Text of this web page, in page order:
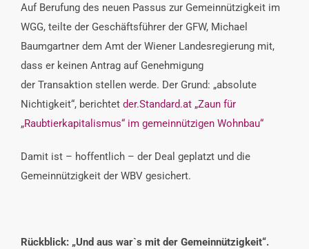
Auf Berufung des neuen Passus zur Gemeinnützigkeit im
WGG, teilte der Geschäftsführer der GFW, Michael
Baumgartner dem Amt der Wiener Landesregierung mit,
dass er keinen Antrag auf Genehmigung
der Transaktion stellen werde. Der Grund: „absolute
Nichtigkeit“, berichtet der.Standard.at „Zaun für
„Raubtierkapitalismus“ im gemeinnützigen Wohnbau“
Damit ist – hoffentlich – der Deal geplatzt und die
Gemeinnützigkeit der WBV gesichert.
Rückblick: „Und aus war`s mit der Gemeinnützigkeit“.